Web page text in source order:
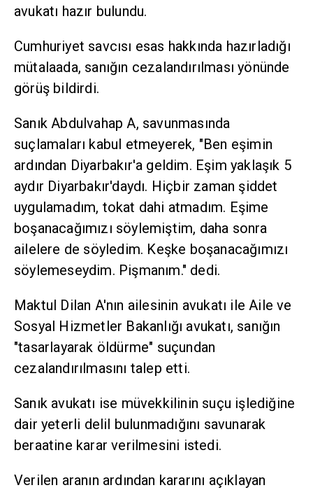
avukatı hazır bulundu.
Cumhuriyet savcısı esas hakkında hazırladığı
mütalaada, sanığın cezalandırılması yönünde
görüş bildirdi.
Sanık Abdulvahap A, savunmasında
suçlamaları kabul etmeyerek, "Ben eşimin
ardından Diyarbakır'a geldim. Eşim yaklaşık 5
aydır Diyarbakır'daydı. Hiçbir zaman şiddet
uygulamadım, tokat dahi atmadım. Eşime
boşanacağımızı söylemiştim, daha sonra
ailelere de söyledim. Keşke boşanacağımızı
söylemeseydim. Pişmanım." dedi.
Maktul Dilan A'nın ailesinin avukatı ile Aile ve
Sosyal Hizmetler Bakanlığı avukatı, sanığın
"tasarlayarak öldürme" suçundan
cezalandırılmasını talep etti.
Sanık avukatı ise müvekkilinin suçu işlediğine
dair yeterli delil bulunmadığını savunarak
beraatine karar verilmesini istedi.
Verilen aranın ardından kararını açıklayan